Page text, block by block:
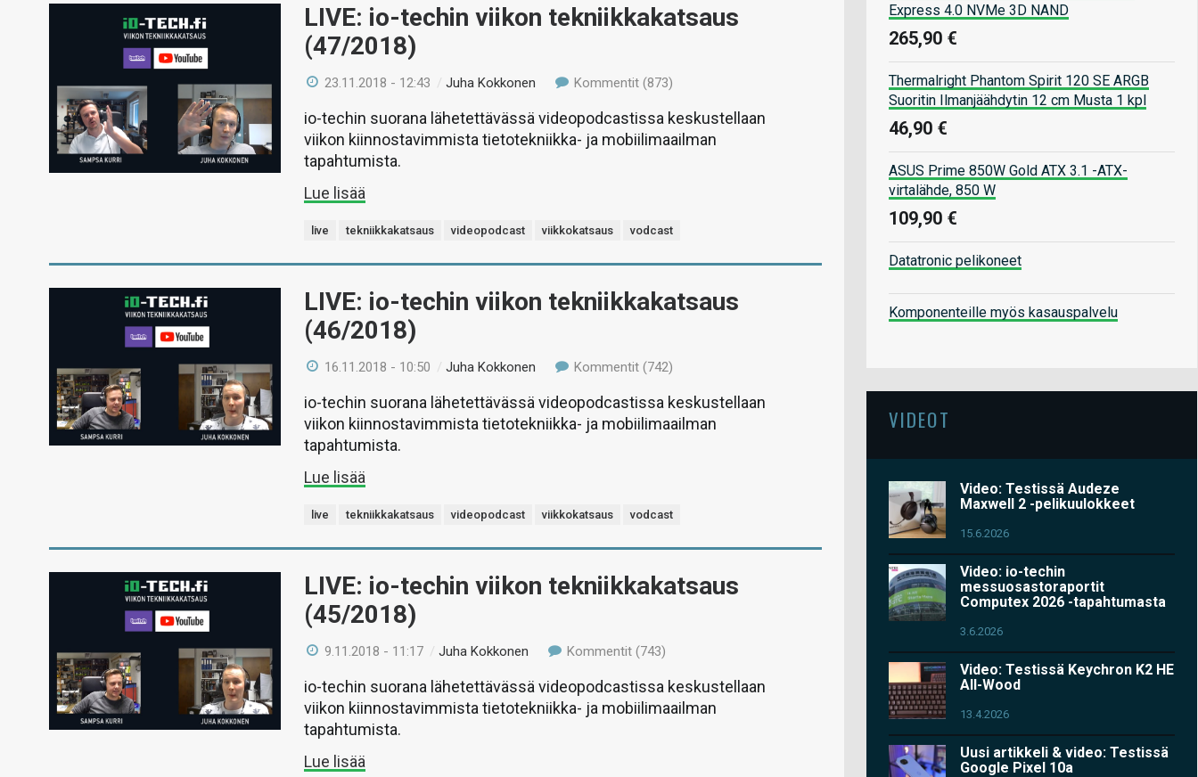
LIVE: io-techin viikon tekniikkakatsaus
(47/2018)
23.11.2018 - 12:43 /Juha Kokkonen Kommentit (873)
io-techin suorana lähetettävässä videopodcastissa keskustellaan
viikon kiinnostavimmista tietotekniikka- ja mobiilimaailman
tapahtumista.
Lue lisää
live tekniikkakatsaus videopodcast viikkokatsaus vodcast
LIVE: io-techin viikon tekniikkakatsaus
(46/2018)
16.11.2018 - 10:50 /Juha Kokkonen Kommentit (742)
io-techin suorana lähetettävässä videopodcastissa keskustellaan
viikon kiinnostavimmista tietotekniikka- ja mobiilimaailman
tapahtumista.
Lue lisää
live tekniikkakatsaus videopodcast viikkokatsaus vodcast
LIVE: io-techin viikon tekniikkakatsaus
(45/2018)
9.11.2018 - 11:17 /Juha Kokkonen Kommentit (743)
io-techin suorana lähetettävässä videopodcastissa keskustellaan
viikon kiinnostavimmista tietotekniikka- ja mobiilimaailman
tapahtumista.
Lue lisää
Express 4.0 NVMe 3D NAND
265,90 €
Thermalright Phantom Spirit 120 SE ARGB
Suoritin Ilmanjäähdytin 12 cm Musta 1 kpl
46,90 €
ASUS Prime 850W Gold ATX 3.1 -ATX-
virtalähde, 850 W
109,90 €
Datatronic pelikoneet
Komponenteille myös kasauspalvelu
VIDEOT
Video: Testissä Audeze
Maxwell 2 -pelikuulokkeet
15.6.2026
Video: io-techin
messuosastoraportit
Computex 2026 -tapahtumasta
3.6.2026
Video: Testissä Keychron K2 HE
All-Wood
13.4.2026
Uusi artikkeli & video: Testissä
Google Pixel 10a